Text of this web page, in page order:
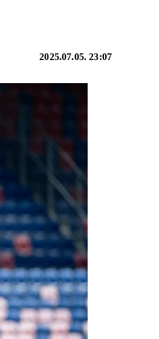
2025.07.05. 23:07